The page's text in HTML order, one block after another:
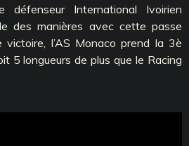
défenseur International Ivoirien
des manières avec cette passe
l’AS Monaco prend la 3è
5 longueurs de plus que le Racing